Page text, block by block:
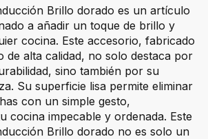
Brillo dorado es un artículo
a añadir un toque de brillo y
cocina. Este accesorio, fabricado
de alta calidad, no solo destaca por
sino también por su
Su superficie lisa permite eliminar
con un simple gesto,
cocina impecable y ordenada. Este
Brillo dorado no es solo un